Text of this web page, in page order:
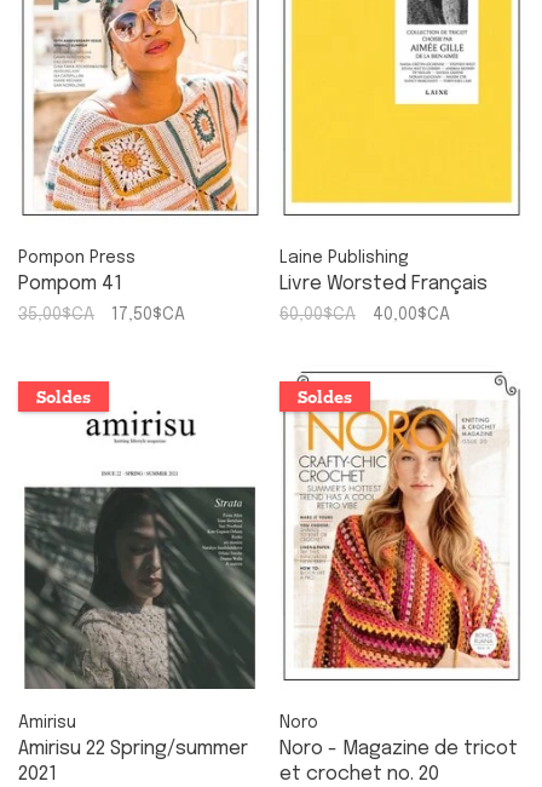
Pompon Press
Pompom 41
35,00$CA 17,50$CA
Laine Publishing
Livre Worsted Français
60,00$CA 40,00$CA
Soldes
Amirisu
Amirisu 22 Spring/summer
2021
Soldes
Noro
Noro - Magazine de tricot
et crochet no. 20